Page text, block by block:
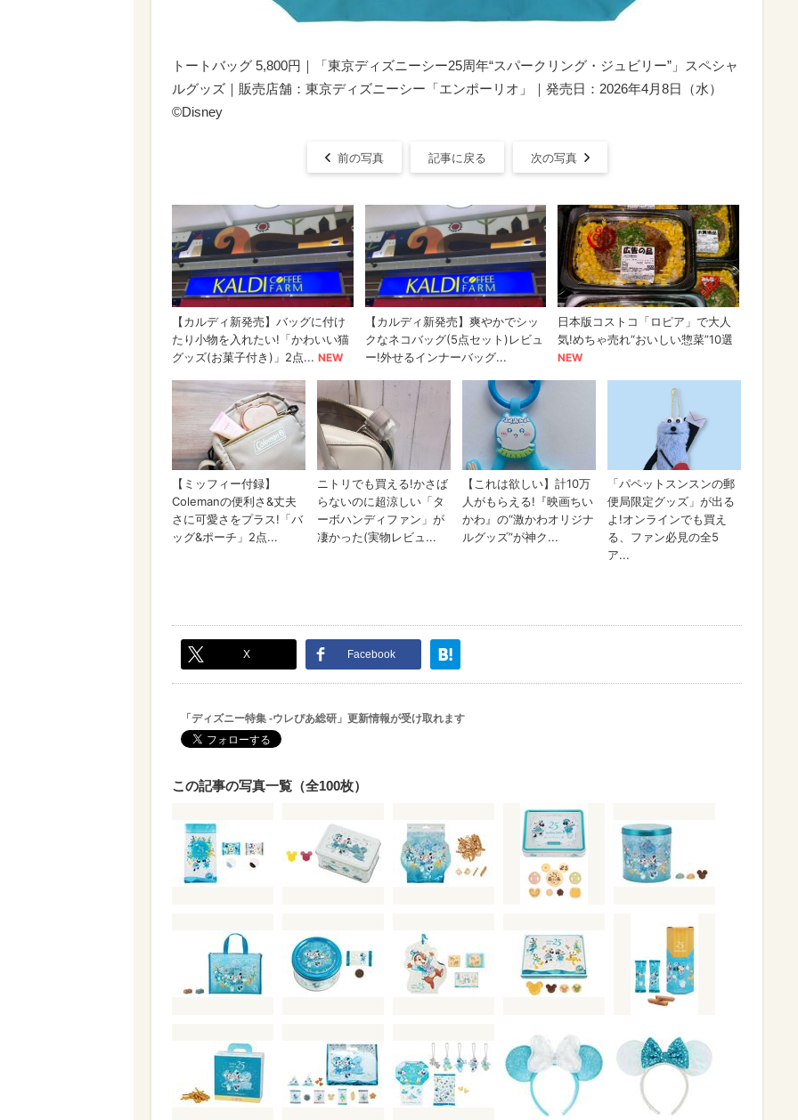
トートバッグ 5,800円｜「東京ディズニーシー25周年“スパークリング・ジュビリー”」スペシャ
ルグッズ｜販売店舗：東京ディズニーシー「エンポーリオ」｜発売日：2026年4月8日（水）
©Disney
前の写真 記事に戻る 次の写真
X Facebook
「ディズニー特集 -ウレぴあ総研」更新情報が受け取れます
この記事の写真一覧（全100枚）